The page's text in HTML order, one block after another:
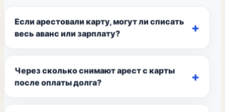
Если арестовали карту, могут ли списать
весь аванс или зарплату?
Через сколько снимают арест с карты
после оплаты долга?